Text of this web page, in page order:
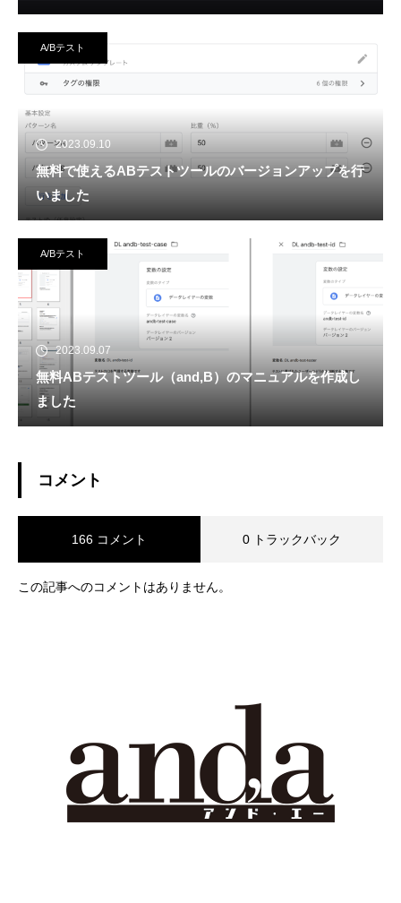
A/Bテスト
2023.09.10
無料で使えるABテストツールのバージョンアップを行
いました
A/Bテスト
2023.09.07
無料ABテストツール（and,B）のマニュアルを作成し
ました
コメント
166 コメント 0 トラックバック
この記事へのコメントはありません。